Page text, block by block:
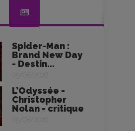
Spider-Man :
Brand New Day
- Destin...
05/08/2026
L’Odyssée -
Christopher
Nolan - critique
05/08/2026